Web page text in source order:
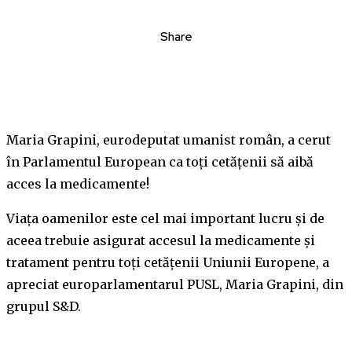
Share
Maria Grapini, eurodeputat umanist român, a cerut
în Parlamentul European ca toți cetățenii să aibă
acces la medicamente!
Viața oamenilor este cel mai important lucru și de
aceea trebuie asigurat accesul la medicamente și
tratament pentru toți cetățenii Uniunii Europene, a
apreciat europarlamentarul PUSL, Maria Grapini, din
grupul S&D.